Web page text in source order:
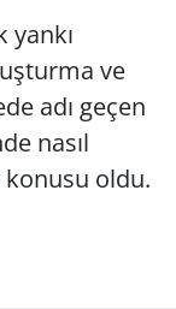
ve
adı geçen
nasıl
konusu oldu.